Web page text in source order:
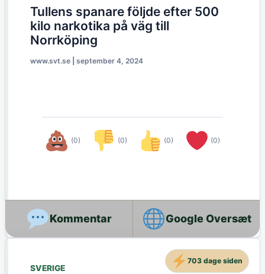
Tullens spanare följde efter 500
kilo narkotika på väg till
Norrköping
www.svt.se september 4, 2024
(0) (0) (0) (0)
Google Oversæt
SVERIGE
703 dage siden